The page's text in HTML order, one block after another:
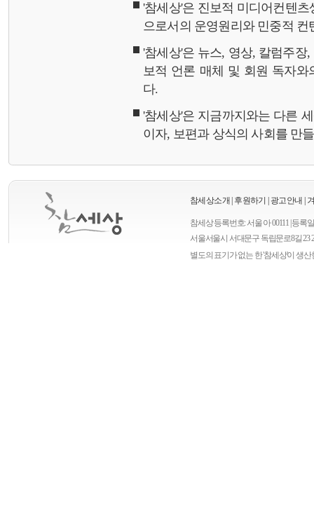
'참세상'은 진보적 미디어컨텐
으로서의 운영원리와 민중적
'참세상'은 뉴스, 영상, 칼럼주
보적 언론 매체 및 회원 독자와
다.
'참세상'은 지금까지와는 다른
이자, 보편과 상식의 사회를 만
참세상소개 후원하기 광고안내
참세상 등록번호: 서울 아 00111 | 등록
서울서울시 서대문구 독립문로8길 23
별도의 표기가 없는 한 '참세상'이 생